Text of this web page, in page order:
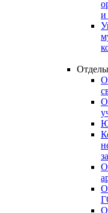
и
Отделы